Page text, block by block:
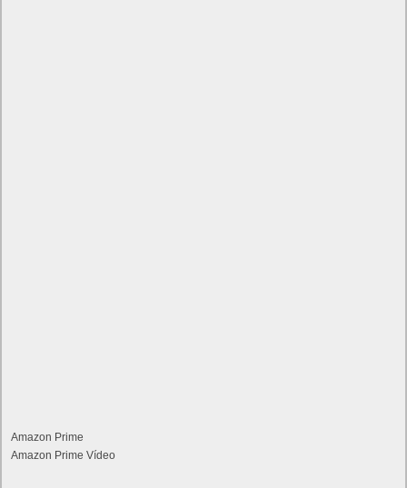
Amazon Prime
Amazon Prime Vídeo